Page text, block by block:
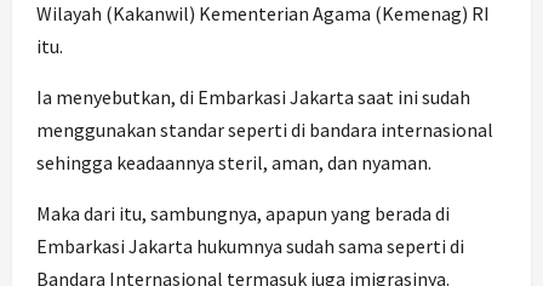
Wilayah (Kakanwil) Kementerian Agama (Kemenag) RI
itu.
Ia menyebutkan, di Embarkasi Jakarta saat ini sudah
menggunakan standar seperti di bandara internasional
sehingga keadaannya steril, aman, dan nyaman.
Maka dari itu, sambungnya, apapun yang berada di
Embarkasi Jakarta hukumnya sudah sama seperti di
Bandara Internasional termasuk juga imigrasinya.